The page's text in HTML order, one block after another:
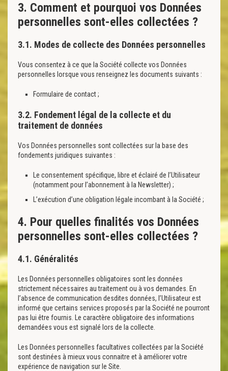
3. Comment et pourquoi vos Données
personnelles sont-elles collectées ?
3.1. Modes de collecte des Données personnelles
Vous consentez à ce que la Société collecte vos Données
personnelles lorsque vous renseignez les documents suivants :
Formulaire de contact ;
3.2. Fondement légal de la collecte et du
traitement de données
Vos Données personnelles sont collectées sur la base des
fondements juridiques suivantes :
Le consentement spécifique, libre et éclairé de l’Utilisateur
(notamment pour l’abonnement à la Newsletter) ;
L’exécution d’une obligation légale incombant à la Société ;
4. Pour quelles finalités vos Données
personnelles sont-elles collectées ?
4.1. Généralités
Les Données personnelles obligatoires sont les données
strictement nécessaires au traitement ou à vos demandes. En
l’absence de communication desdites données, l’Utilisateur est
informé que certains services proposés par la Société ne pourront
pas lui être fournis. Le caractère obligatoire des informations
demandées vous est signalé lors de la collecte.
Les Données personnelles facultatives collectées par la Société
sont destinées à mieux vous connaitre et à améliorer votre
expérience de navigation sur le Site.